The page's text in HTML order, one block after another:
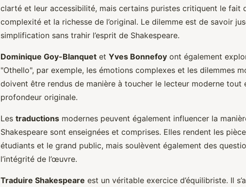
clarté et leur accessibilité, mais certains puristes critiquent le fait
complexité et la richesse de l’original. Le dilemme est de savoir
simplification sans trahir l’esprit de Shakespeare.
Dominique Goy-Blanquet et Yves Bonnefoy ont également
"Othello", par exemple, les émotions complexes et les dilemmes
doivent être rendus de manière à toucher le lecteur moderne tout
profondeur originale.
Les traductions modernes peuvent également influencer la
Shakespeare sont enseignées et comprises. Elles rendent les
étudiants et le grand public, mais soulèvent également des
l’intégrité de l’œuvre.
Traduire Shakespeare est un véritable exercice d’équilibriste. Il